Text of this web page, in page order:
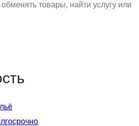
товары, найти услугу или